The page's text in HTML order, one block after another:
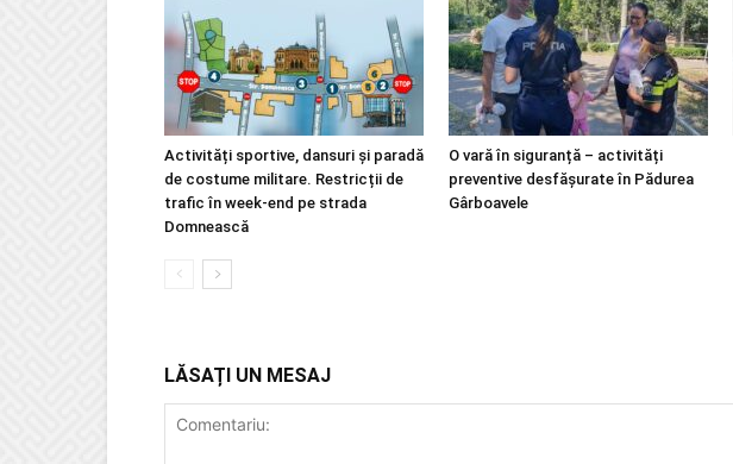
Activități sportive, dansuri și paradă
de costume militare. Restricții de
trafic în week-end pe strada
Domnească
O vară în siguranță – activități
preventive desfășurate în Pădurea
Gârboavele
LĂSAȚI UN MESAJ